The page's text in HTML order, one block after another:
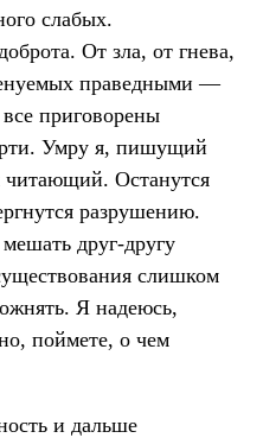
слабых.
От зла, от гнева,
праведными —
приговорены
Умру я, пишущий
Останутся
разрушению.
друг-другу
слишком
Я надеюсь,
поймете, о чем
и дальше